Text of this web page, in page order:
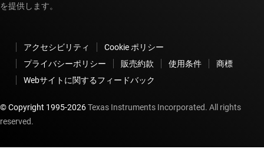
を提供します。
アクセシビリティ
Cookie ポリシー
プライバシーポリシー
販売約款 使用条件
商標
Webサイトに関するフィードバック
© Copyright 1995-2026Texas Instruments Incorporated. All rights
reserved.